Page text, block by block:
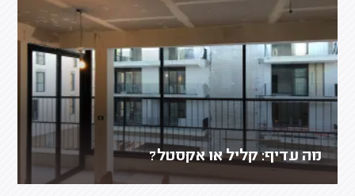
מה עדיף: קליל או אקסטל?